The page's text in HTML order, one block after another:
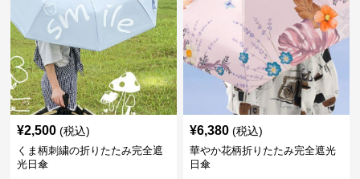
¥2,500 (税込)
くま柄刺繍の折りたたみ完全遮
光日傘
¥6,380 (税込)
華やか花柄折りたたみ完全遮光
日傘